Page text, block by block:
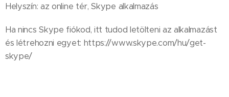
Helyszín: az online tér, Skype alkalmazás
Ha nincs Skype fiókod, itt tudod letölteni az alkalmazást
és létrehozni egyet: https://www.skype.com/hu/get-
skype/